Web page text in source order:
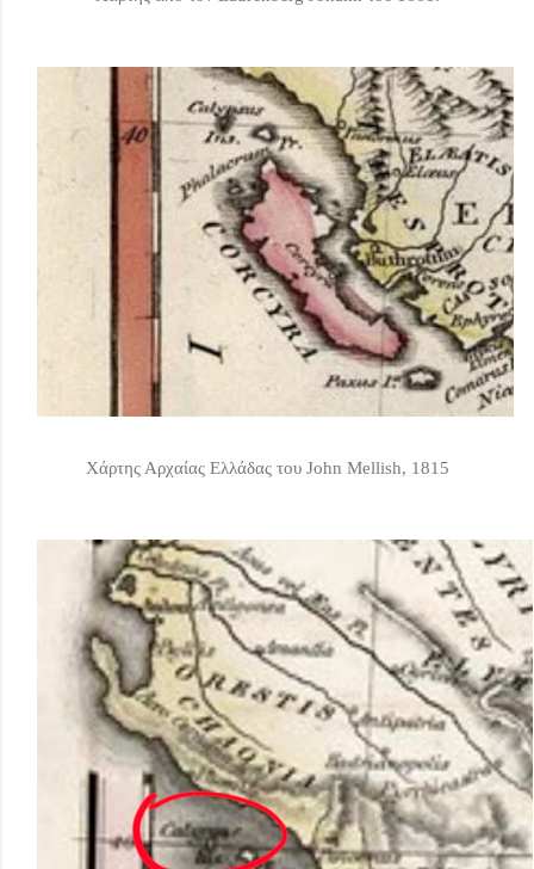
Χάρτης Αρχαίας Ελλάδας του John Mellish, 1815